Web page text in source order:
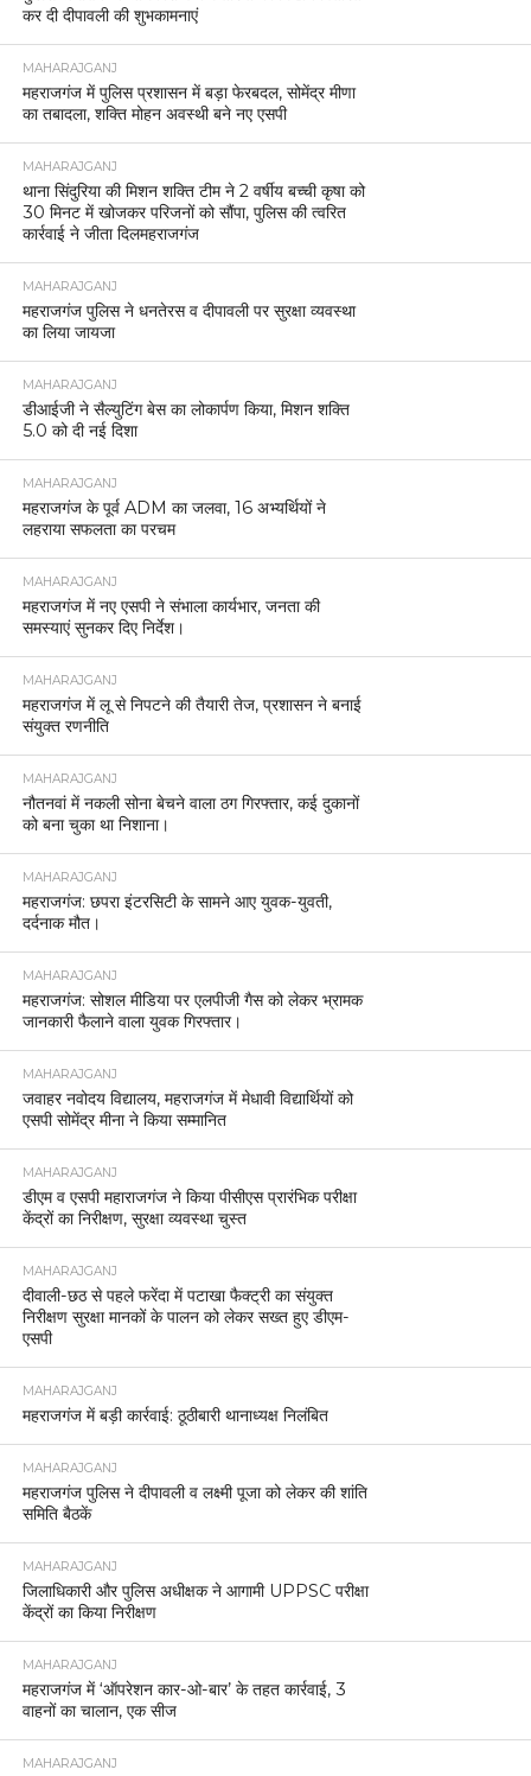
कर दी दीपावली की शुभकामनाएं
MAHARAJGANJ
महराजगंज में पुलिस प्रशासन में बड़ा फेरबदल, सोमेंद्र मीणा
का तबादला, शक्ति मोहन अवस्थी बने नए एसपी
MAHARAJGANJ
थाना सिंदुरिया की मिशन शक्ति टीम ने 2 वर्षीय बच्ची कृषा को
30 मिनट में खोजकर परिजनों को सौंपा, पुलिस की त्वरित
कार्रवाई ने जीता दिलमहराजगंज
MAHARAJGANJ
महराजगंज पुलिस ने धनतेरस व दीपावली पर सुरक्षा व्यवस्था
का लिया जायजा
MAHARAJGANJ
डीआईजी ने सैल्युटिंग बेस का लोकार्पण किया, मिशन शक्ति
5.0 को दी नई दिशा
MAHARAJGANJ
महराजगंज के पूर्व ADM का जलवा, 16 अभ्यर्थियों ने
लहराया सफलता का परचम
MAHARAJGANJ
महराजगंज में नए एसपी ने संभाला कार्यभार, जनता की
समस्याएं सुनकर दिए निर्देश।
MAHARAJGANJ
महराजगंज में लू से निपटने की तैयारी तेज, प्रशासन ने बनाई
संयुक्त रणनीति
MAHARAJGANJ
नौतनवां में नकली सोना बेचने वाला ठग गिरफ्तार, कई दुकानों
को बना चुका था निशाना।
MAHARAJGANJ
महराजगंज: छपरा इंटरसिटी के सामने आए युवक-युवती,
दर्दनाक मौत।
MAHARAJGANJ
महराजगंज: सोशल मीडिया पर एलपीजी गैस को लेकर भ्रामक
जानकारी फैलाने वाला युवक गिरफ्तार।
MAHARAJGANJ
जवाहर नवोदय विद्यालय, महराजगंज में मेधावी विद्यार्थियों को
एसपी सोमेंद्र मीना ने किया सम्मानित
MAHARAJGANJ
डीएम व एसपी महाराजगंज ने किया पीसीएस प्रारंभिक परीक्षा
केंद्रों का निरीक्षण, सुरक्षा व्यवस्था चुस्त
MAHARAJGANJ
दीवाली-छठ से पहले फरेंदा में पटाखा फैक्ट्री का संयुक्त
निरीक्षण सुरक्षा मानकों के पालन को लेकर सख्त हुए डीएम-
एसपी
MAHARAJGANJ
महराजगंज में बड़ी कार्रवाई: ठूठीबारी थानाध्यक्ष निलंबित
MAHARAJGANJ
महराजगंज पुलिस ने दीपावली व लक्ष्मी पूजा को लेकर की शांति
समिति बैठकें
MAHARAJGANJ
जिलाधिकारी और पुलिस अधीक्षक ने आगामी UPPSC परीक्षा
केंद्रों का किया निरीक्षण
MAHARAJGANJ
महराजगंज में ‘ऑपरेशन कार-ओ-बार’ के तहत कार्रवाई, 3
वाहनों का चालान, एक सीज
MAHARAJGANJ